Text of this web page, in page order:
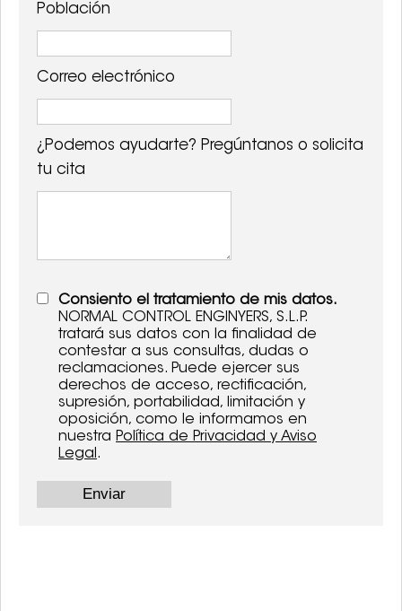
Población
Correo electrónico
¿Podemos ayudarte? Pregúntanos o solicita
tu cita
Consiento el tratamiento de mis datos.
NORMAL CONTROL ENGINYERS, S.L.P.
tratará sus datos con la finalidad de
contestar a sus consultas, dudas o
reclamaciones. Puede ejercer sus
derechos de acceso, rectificación,
supresión, portabilidad, limitación y
oposición, como le informamos en
nuestra Política de Privacidad y Aviso
Legal .